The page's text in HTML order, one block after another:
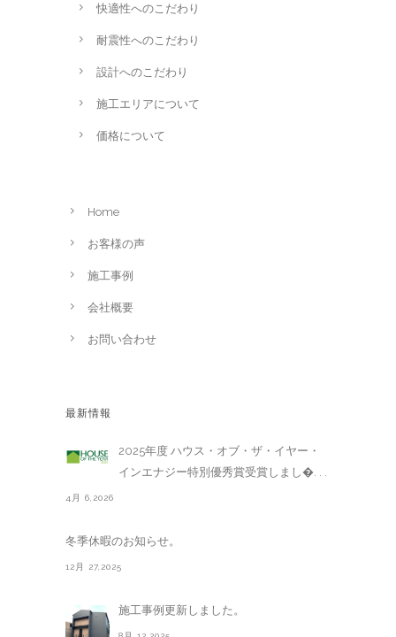
快適性へのこだわり
耐震性へのこだわり
設計へのこだわり
施工エリアについて
価格について
Home
お客様の声
施工事例
会社概要
お問い合わせ
最新情報
2025年度 ハウス・オブ・ザ・イヤー・
インエナジー特別優秀賞受賞しまし�. . .
4月 6,2026
冬季休暇のお知らせ。
12月 27,2025
施工事例更新しました。